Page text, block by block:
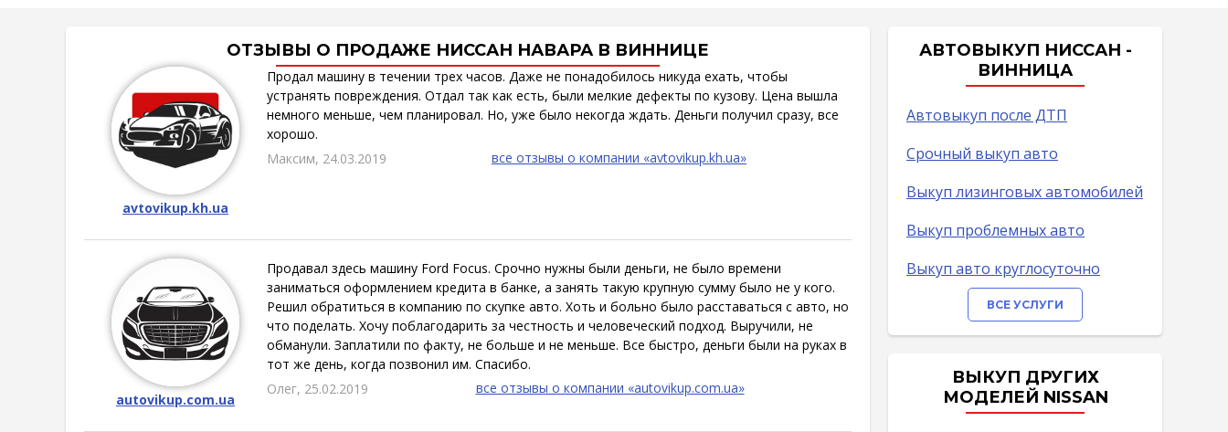
ОТЗЫВЫ О ПРОДАЖЕ НИССАН НАВАРА В ВИННИЦЕ
avtovikup.kh.ua
Продал машину в течении трех часов. Даже не понадобилось никуда ехать, чтобы
устранять повреждения. Отдал так как есть, были мелкие дефекты по кузову. Цена вышла
немного меньше, чем планировал. Но, уже было некогда ждать. Деньги получил сразу, все
хорошо.
Максим, 24.03.2019
все отзывы о компании «avtovikup.kh.ua»
autovikup.com.ua
Продавал здесь машину Ford Focus. Срочно нужны были деньги, не было времени
заниматься оформлением кредита в банке, а занять такую крупную сумму было не у кого.
Решил обратиться в компанию по скупке авто. Хоть и больно было расставаться с авто, но
что поделать. Хочу поблагодарить за честность и человеческий подход. Выручили, не
обманули. Заплатили по факту, не больше и не меньше. Все быстро, деньги были на руках в
тот же день, когда позвонил им. Спасибо.
Олег, 25.02.2019
все отзывы о компании «autovikup.com.ua»
АВТОВЫКУП НИССАН -
ВИННИЦА
Автовыкуп после ДТП
Срочный выкуп авто
Выкуп лизинговых автомобилей
Выкуп проблемных авто
Выкуп авто круглосуточно
ВСЕ УСЛУГИ
ВЫКУП ДРУГИХ
МОДЕЛЕЙ NISSAN